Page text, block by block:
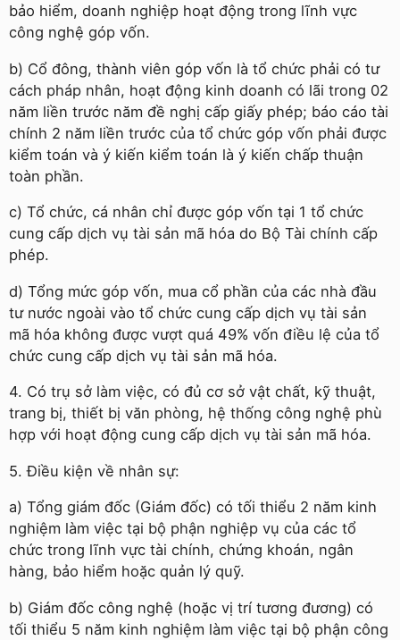
bảo hiểm, doanh nghiệp hoạt động trong lĩnh vực
công nghệ góp vốn.
b) Cổ đông, thành viên góp vốn là tổ chức phải có tư
cách pháp nhân, hoạt động kinh doanh có lãi trong 02
năm liền trước năm đề nghị cấp giấy phép; báo cáo tài
chính 2 năm liền trước của tổ chức góp vốn phải được
kiểm toán và ý kiến kiểm toán là ý kiến chấp thuận
toàn phần.
c) Tổ chức, cá nhân chỉ được góp vốn tại 1 tổ chức
cung cấp dịch vụ tài sản mã hóa do Bộ Tài chính cấp
phép.
d) Tổng mức góp vốn, mua cổ phần của các nhà đầu
tư nước ngoài vào tổ chức cung cấp dịch vụ tài sản
mã hóa không được vượt quá 49% vốn điều lệ của tổ
chức cung cấp dịch vụ tài sản mã hóa.
4. Có trụ sở làm việc, có đủ cơ sở vật chất, kỹ thuật,
trang bị, thiết bị văn phòng, hệ thống công nghệ phù
hợp với hoạt động cung cấp dịch vụ tài sản mã hóa.
5. Điều kiện về nhân sự:
a) Tổng giám đốc (Giám đốc) có tối thiểu 2 năm kinh
nghiệm làm việc tại bộ phận nghiệp vụ của các tổ
chức trong lĩnh vực tài chính, chứng khoán, ngân
hàng, bảo hiểm hoặc quản lý quỹ.
b) Giám đốc công nghệ (hoặc vị trí tương đương) có
tối thiểu 5 năm kinh nghiệm làm việc tại bộ phận công